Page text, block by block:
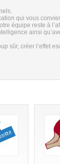
qui vous
équipe reste à
ainsi
sûr, créer l’effet